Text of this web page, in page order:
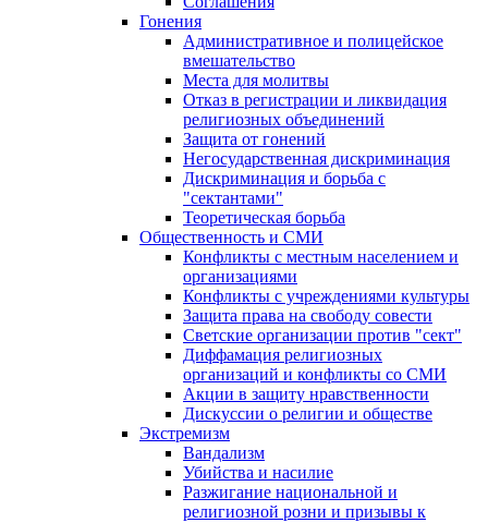
Гонения
Административное и полицейское
вмешательство
Места для молитвы
Отказ в регистрации и ликвидация
религиозных объединений
Защита от гонений
Негосударственная дискриминация
Дискриминация и борьба с
"сектантами"
Теоретическая борьба
Общественность и СМИ
Конфликты с местным населением и
организациями
Конфликты с учреждениями культуры
Защита права на свободу совести
Светские организации против "сект"
Диффамация религиозных
организаций и конфликты со СМИ
Акции в защиту нравственности
Дискуссии о религии и обществе
Экстремизм
Вандализм
Убийства и насилие
Разжигание национальной и
религиозной розни и призывы к